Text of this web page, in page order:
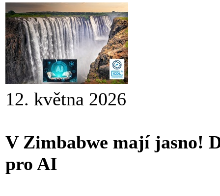
12. května 2026
V Zimbabwe mají jasno!
pro AI